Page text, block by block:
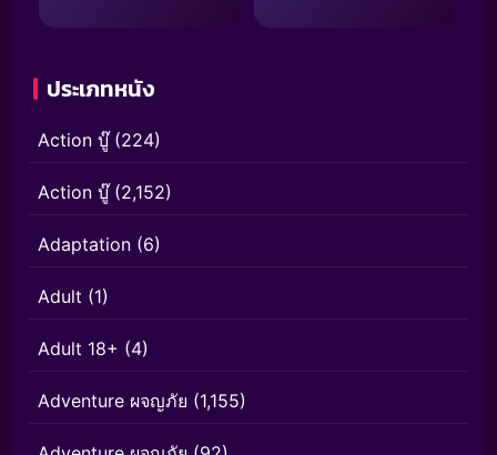
ประเภทหนัง
Action บู๊(224)
Action บู๊(2,152)
Adaptation (6)
Adult (1)
Adult 18+ (4)
Adventure ผจญภัย (1,155)